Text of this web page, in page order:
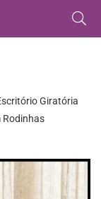
Giratória
Rodinhas